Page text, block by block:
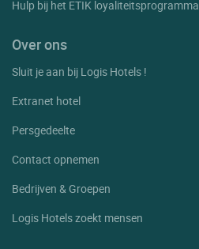
Hulp bij het ETIK loyaliteitsprogramma
Over ons
Sluit je aan bij Logis Hotels !
Extranet hotel
Persgedeelte
Contact opnemen
Bedrijven & Groepen
Logis Hotels zoekt mensen